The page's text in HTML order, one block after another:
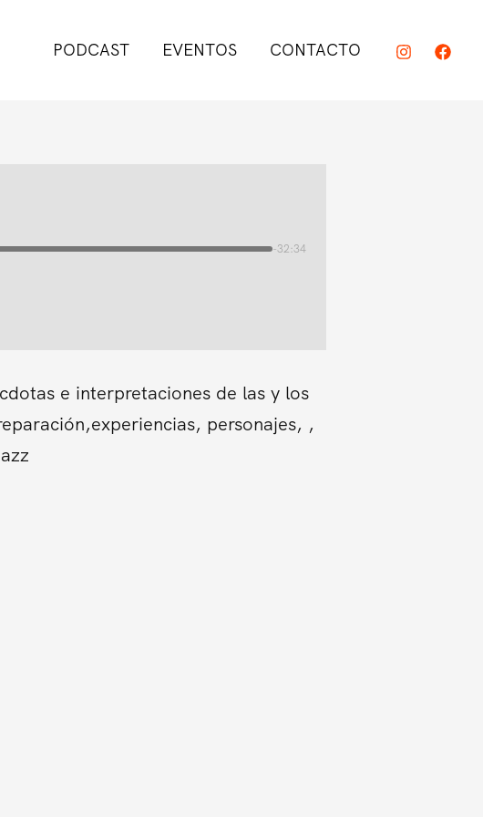
PODCAST EVENTOS CONTACTO
-32:34
e interpretaciones de las y los
personajes, ,